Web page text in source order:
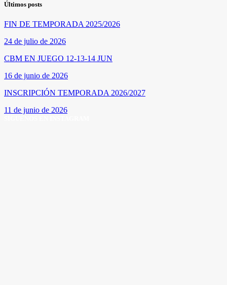
Últimos posts
FIN DE TEMPORADA 2025/2026
24 de julio de 2026
CBM EN JUEGO 12-13-14 JUN
16 de junio de 2026
INSCRIPCIÓN TEMPORADA 2026/2027
11 de junio de 2026